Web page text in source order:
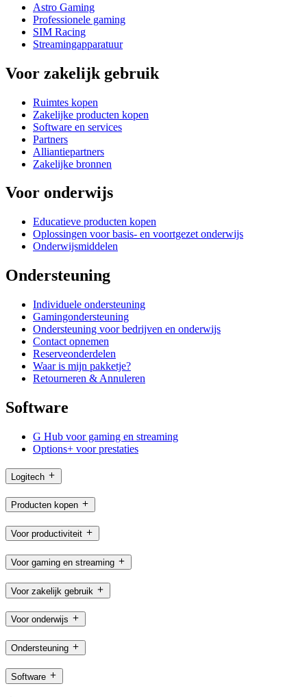
Astro Gaming
Professionele gaming
SIM Racing
Streamingapparatuur
Voor zakelijk gebruik
Ruimtes kopen
Zakelijke producten kopen
Software en services
Partners
Alliantiepartners
Zakelijke bronnen
Voor onderwijs
Educatieve producten kopen
Oplossingen voor basis- en voortgezet onderwijs
Onderwijsmiddelen
Ondersteuning
Individuele ondersteuning
Gamingondersteuning
Ondersteuning voor bedrijven en onderwijs
Contact opnemen
Reserveonderdelen
Waar is mijn pakketje?
Retourneren & Annuleren
Software
G Hub voor gaming en streaming
Options+ voor prestaties
Logitech
Producten kopen
Voor productiviteit
Voor gaming en streaming
Voor zakelijk gebruik
Voor onderwijs
Ondersteuning
Software